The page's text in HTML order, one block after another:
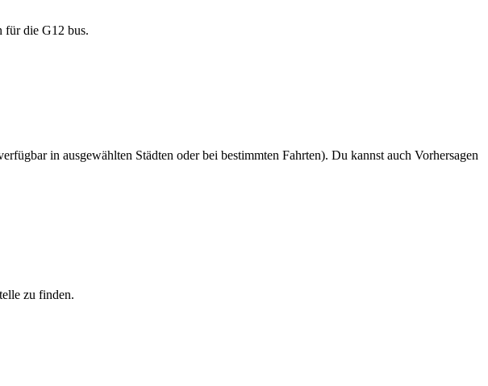
für die G12 bus.
in ausgewählten Städten oder bei bestimmten Fahrten). Du kannst auch Vorhersagen
zu finden.